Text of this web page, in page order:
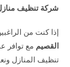
شركة تنظيف
إذا كنت من
القصيم مع توافر
تنظيف المنازل